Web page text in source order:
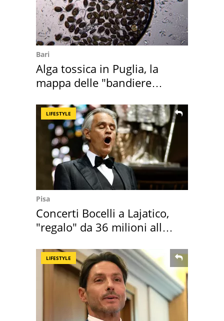
Bari
Alga tossica in Puglia, la
mappa delle "bandiere
LIFESTYLE
Pisa
Concerti Bocelli a Lajatico,
"regalo" da 36 milioni alla
LIFESTYLE